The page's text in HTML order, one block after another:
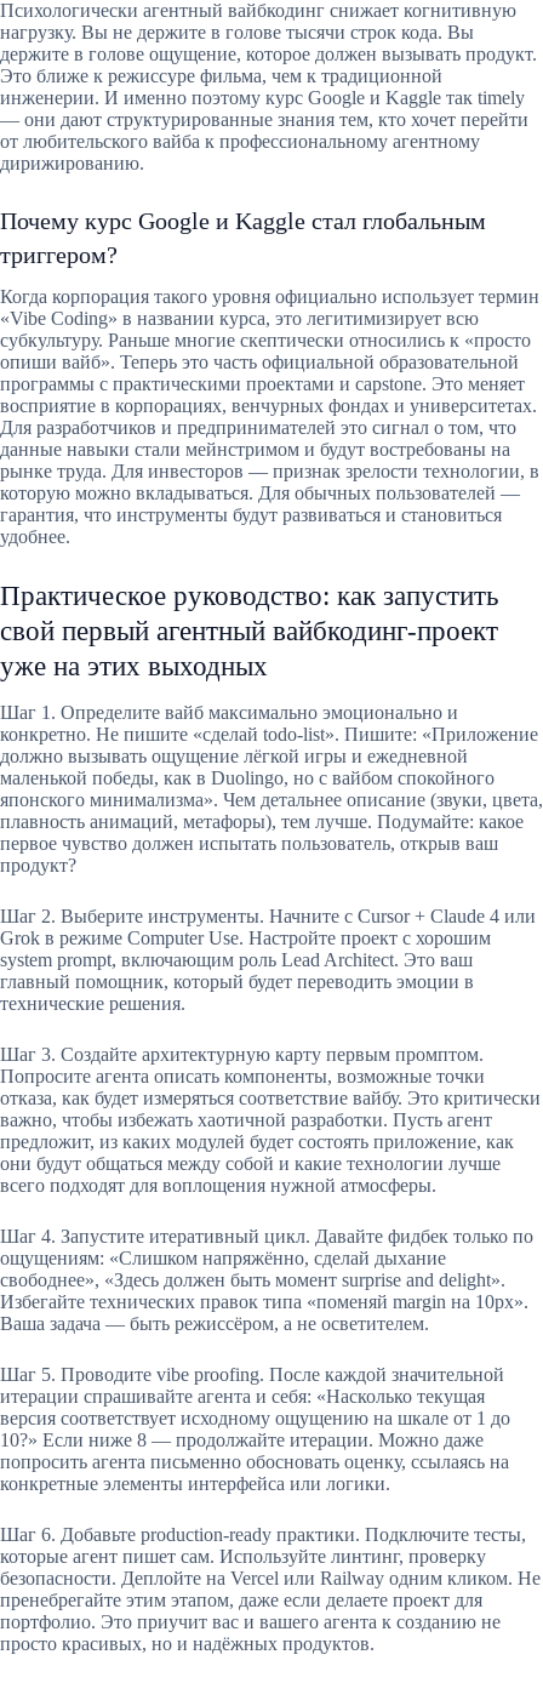
Психологически агентный вайбкодинг снижает когнитивную
нагрузку. Вы не держите в голове тысячи строк кода. Вы
держите в голове ощущение, которое должен вызывать продукт.
Это ближе к режиссуре фильма, чем к традиционной
инженерии. И именно поэтому курс Google и Kaggle так timely
— они дают структурированные знания тем, кто хочет перейти
от любительского вайба к профессиональному агентному
дирижированию.
Почему курс Google и Kaggle стал глобальным
триггером?
Когда корпорация такого уровня официально использует термин
«Vibe Coding» в названии курса, это легитимизирует всю
субкультуру. Раньше многие скептически относились к «просто
опиши вайб». Теперь это часть официальной образовательной
программы с практическими проектами и capstone. Это меняет
восприятие в корпорациях, венчурных фондах и университетах.
Для разработчиков и предпринимателей это сигнал о том, что
данные навыки стали мейнстримом и будут востребованы на
рынке труда. Для инвесторов — признак зрелости технологии, в
которую можно вкладываться. Для обычных пользователей —
гарантия, что инструменты будут развиваться и становиться
удобнее.
Практическое руководство: как запустить
свой первый агентный вайбкодинг-проект
уже на этих выходных
Шаг 1. Определите вайб максимально эмоционально и
конкретно. Не пишите «сделай todo-list». Пишите: «Приложение
должно вызывать ощущение лёгкой игры и ежедневной
маленькой победы, как в Duolingo, но с вайбом спокойного
японского минимализма». Чем детальнее описание (звуки, цвета,
плавность анимаций, метафоры), тем лучше. Подумайте: какое
первое чувство должен испытать пользователь, открыв ваш
продукт?
Шаг 2. Выберите инструменты. Начните с Cursor + Claude 4 или
Grok в режиме Computer Use. Настройте проект с хорошим
system prompt, включающим роль Lead Architect. Это ваш
главный помощник, который будет переводить эмоции в
технические решения.
Шаг 3. Создайте архитектурную карту первым промптом.
Попросите агента описать компоненты, возможные точки
отказа, как будет измеряться соответствие вайбу. Это критически
важно, чтобы избежать хаотичной разработки. Пусть агент
предложит, из каких модулей будет состоять приложение, как
они будут общаться между собой и какие технологии лучше
всего подходят для воплощения нужной атмосферы.
Шаг 4. Запустите итеративный цикл. Давайте фидбек только по
ощущениям: «Слишком напряжённо, сделай дыхание
свободнее», «Здесь должен быть момент surprise and delight».
Избегайте технических правок типа «поменяй margin на 10px».
Ваша задача — быть режиссёром, а не осветителем.
Шаг 5. Проводите vibe proofing. После каждой значительной
итерации спрашивайте агента и себя: «Насколько текущая
версия соответствует исходному ощущению на шкале от 1 до
10?» Если ниже 8 — продолжайте итерации. Можно даже
попросить агента письменно обосновать оценку, ссылаясь на
конкретные элементы интерфейса или логики.
Шаг 6. Добавьте production-ready практики. Подключите тесты,
которые агент пишет сам. Используйте линтинг, проверку
безопасности. Деплойте на Vercel или Railway одним кликом. Не
пренебрегайте этим этапом, даже если делаете проект для
портфолио. Это приучит вас и вашего агента к созданию не
просто красивых, но и надёжных продуктов.